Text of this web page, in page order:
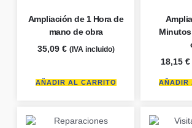
Ampliación de 1 Hora de
mano de obra
35,09 € (IVA incluido)
AÑADIR AL CARRITO
18,15 €
AÑADIR